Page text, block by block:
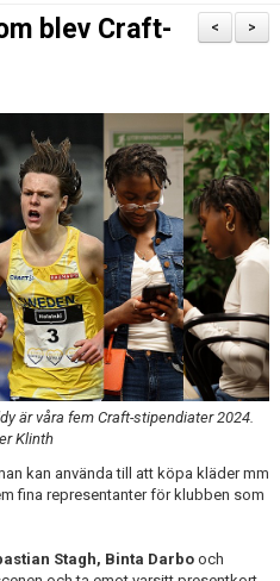
>
<
blev Craft-
är våra fem Craft-stipendiater 2024.
Klinth
kan använda till att köpa kläder mm
fina representanter för klubben som
Stagh, Binta Darbooch